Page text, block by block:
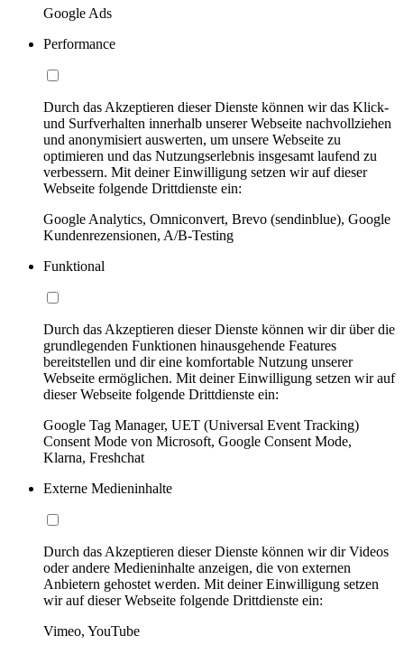
Google Ads
Performance
Durch das Akzeptieren dieser Dienste können wir das Klick-
und Surfverhalten innerhalb unserer Webseite nachvollziehen
und anonymisiert auswerten, um unsere Webseite zu
optimieren und das Nutzungserlebnis insgesamt laufend zu
verbessern. Mit deiner Einwilligung setzen wir auf dieser
Webseite folgende Drittdienste ein:
Google Analytics, Omniconvert, Brevo (sendinblue), Google
Kundenrezensionen, A/B-Testing
Funktional
Durch das Akzeptieren dieser Dienste können wir dir über die
grundlegenden Funktionen hinausgehende Features
bereitstellen und dir eine komfortable Nutzung unserer
Webseite ermöglichen. Mit deiner Einwilligung setzen wir auf
dieser Webseite folgende Drittdienste ein:
Google Tag Manager, UET (Universal Event Tracking)
Consent Mode von Microsoft, Google Consent Mode,
Klarna, Freshchat
Externe Medieninhalte
Durch das Akzeptieren dieser Dienste können wir dir Videos
oder andere Medieninhalte anzeigen, die von externen
Anbietern gehostet werden. Mit deiner Einwilligung setzen
wir auf dieser Webseite folgende Drittdienste ein:
Vimeo, YouTube